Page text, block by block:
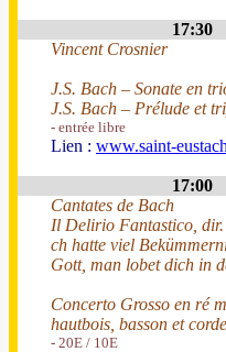
17:30
Vincent Crosnier
J.S. Bach – Sonate en
J.S. Bach – Prélude et
- entrée libre
Lien : www.saint-
17:00
Cantates de Bach
Il Delirio Fantastico,
ch hatte viel
Gott, man lobet dich in
Concerto Grosso en ré
hautbois, basson et
- 20E / 10E